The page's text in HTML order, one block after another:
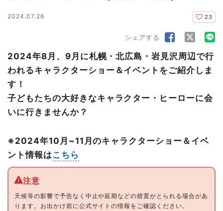
2024.07.26 23
シェアする
2024年8月、9月に札幌・北広島・岩見沢周辺で行
われるキャラクターショー＆イベントをご紹介しま
す！
子どもたちの大好きなキャラクター・ヒーローに会
いに行きませんか？
※2024年10月~11月のキャラクターショー＆イベ
ント情報は こちら
天候等の影響で予告なく中止や延期などの措置がとられる場合があ
ります。お出かけ前に公式サイトの情報をご確認ください。